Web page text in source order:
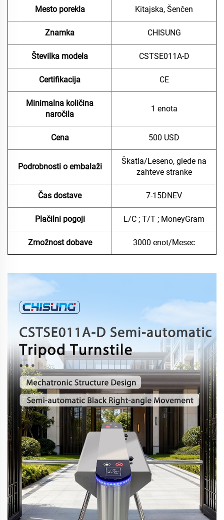
Mesto porekla Kitajska, Šenčen
Znamka CHISUNG
Številka modela CSTSE011A-D
Certifikacija CE
Minimalna količina
naročila
1 enota
Cena 500 USD
Podrobnosti o embalaži
Škatla/Leseno, glede na
zahteve stranke
Čas dostave 7-15DNEV
Plačilni pogoji L/C ; T/T ; MoneyGram
Zmožnost dobave 3000 enot/Mesec